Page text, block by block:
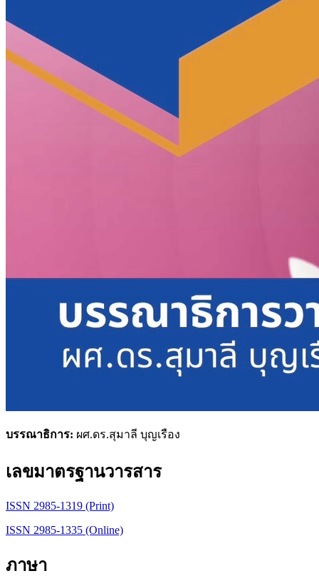
บรรณาธิการ: ผศ.ดร.สุมาลี บุญเรือง
เลขมาตรฐานวารสาร
ISSN 2985-1319 (Print)
ISSN 2985-1335 (Online)
ภาษา